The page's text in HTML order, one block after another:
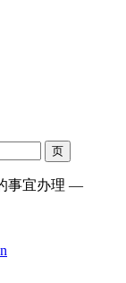
事宜办理 —